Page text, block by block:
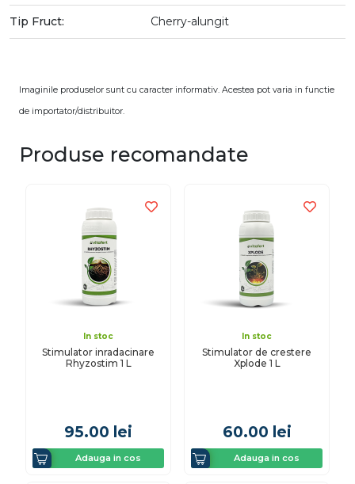
Tip Fruct: Cherry-alungit
Imaginile produselor sunt cu caracter informativ. Acestea pot varia in functie
de importator/distribuitor.
Produse recomandate
In stoc
Stimulator inradacinare
Rhyzostim 1 L
95.00 lei
Adauga in cos
In stoc
Stimulator de crestere
Xplode 1 L
60.00 lei
Adauga in cos